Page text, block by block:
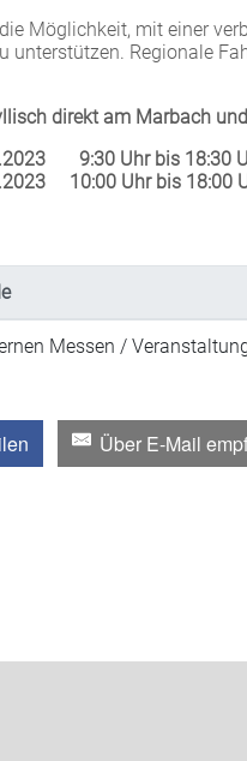
Möglichkeit, mit einer
unterstützen. Regionale
direkt am Marbach
9:30 Uhr bis 18:30
10:00 Uhr bis 18:00
Messen /
Über E-Mail